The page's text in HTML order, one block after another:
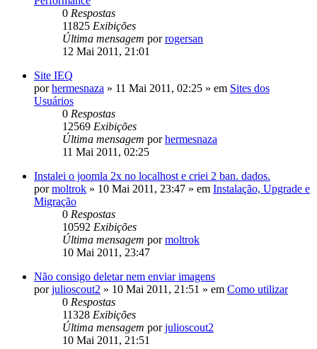
0 Respostas
11825 Exibições
Última mensagem porrogersan
12 Mai 2011, 21:01
Site IEQ
porhermesnaza » 11 Mai 2011, 02:25 » em Sites dos
Usuários
0 Respostas
12569 Exibições
Última mensagem porhermesnaza
11 Mai 2011, 02:25
Instalei o joomla 2x no localhost e criei 2 ban. dados.
pormoltrok » 10 Mai 2011, 23:47 » em Instalação, Upgrade e
Migração
0 Respostas
10592 Exibições
Última mensagem pormoltrok
10 Mai 2011, 23:47
Não consigo deletar nem enviar imagens
porjulioscout2 » 10 Mai 2011, 21:51 » em Como utilizar
0 Respostas
11328 Exibições
Última mensagem porjulioscout2
10 Mai 2011, 21:51